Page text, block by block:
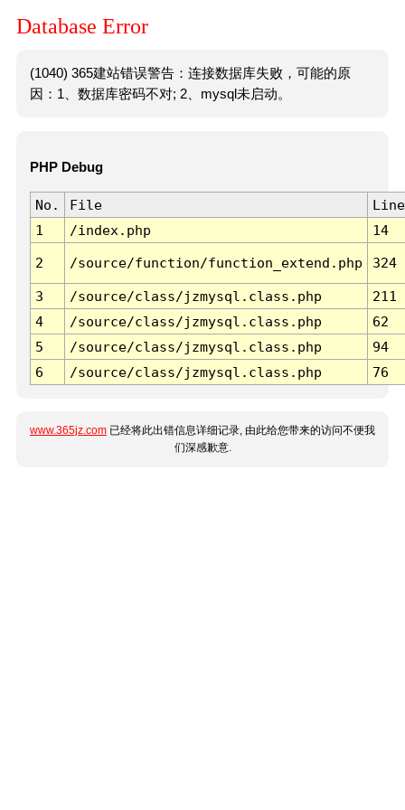
Database Error
(1040) 365建站错误警告：连接数据库失败，可能的原
因：1、数据库密码不对; 2、mysql未启动。
PHP Debug
No. File
Line
1
/index.php 14
2 /source/function/function_extend.php 324
3 /source/class/jzmysql.class.php
211
4
/source/class/jzmysql.class.php
62
5
/source/class/jzmysql.class.php
94
6
/source/class/jzmysql.class.php 76
www.365jz.com 已经将此出错信息详细记录, 由此给您带来的访问不便我
们深感歉意.